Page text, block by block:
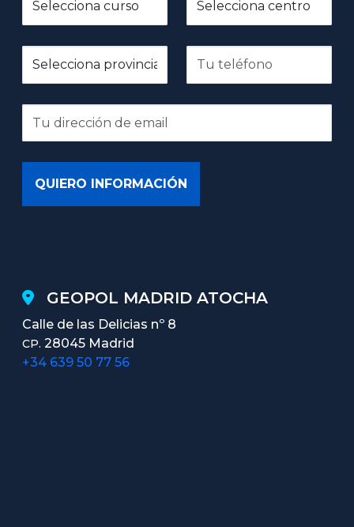
GEOPOL MADRID ATOCHA
Calle de las Delicias nº 8
CP. 28045 Madrid
+34 639 50 77 56